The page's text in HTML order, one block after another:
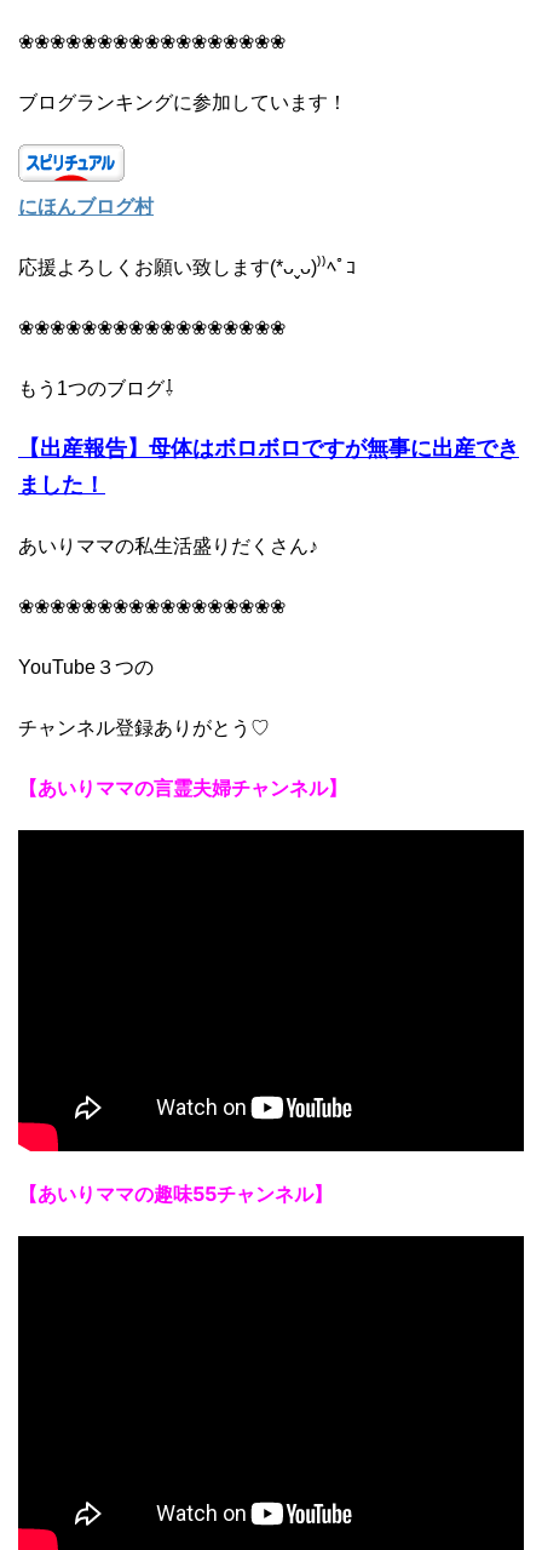
❀❀❀❀❀❀❀❀❀❀❀❀❀❀❀❀❀
ブログランキングに参加しています！
にほんブログ村
応援よろしくお願い致します(*ᴗˬᴗ)⁾⁾ﾍﾟｺ
❀❀❀❀❀❀❀❀❀❀❀❀❀❀❀❀❀
もう1つのブログ⇩
【出産報告】母体はボロボロですが無事に出産でき
ました！
あいりママの私生活盛りだくさん♪
❀❀❀❀❀❀❀❀❀❀❀❀❀❀❀❀❀
YouTube３つの
チャンネル登録ありがとう♡
【あいりママの言霊夫婦チャンネル】
【あいりママの趣味55チャンネル】